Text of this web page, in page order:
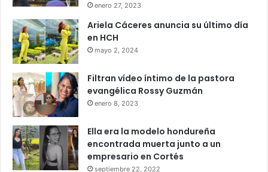
enero 27, 2023
Ariela Cáceres anuncia su último día
en HCH
mayo 2, 2024
Filtran vídeo íntimo de la pastora
evangélica Rossy Guzmán
enero 8, 2023
Ella era la modelo hondureña
encontrada muerta junto a un
empresario en Cortés
septiembre 22, 2022